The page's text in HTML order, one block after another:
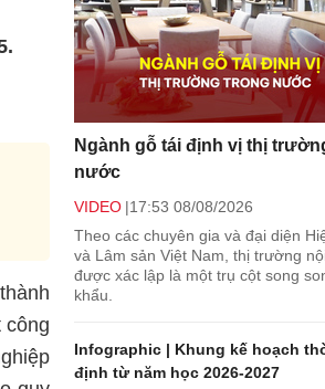
Ngành gỗ tái định vị thị
nước
VIDEO 17:53 08/08/2026
Theo các chuyên gia và đại diện
và Lâm sản Việt Nam, thị trường
được xác lập là một trụ cột song
khẩu.
Infographic | Khung kế hoạch
định từ năm học 2026-2027